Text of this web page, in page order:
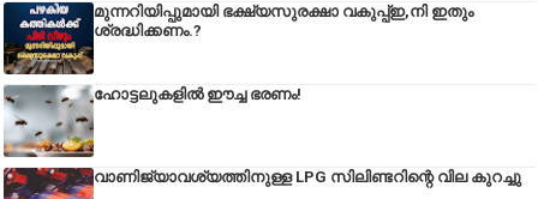
മുന്നറിയിപ്പുമായി ഭക്ഷ്യസുരക്ഷാ വകുപ്പ്ഇ,നി ഇതും
ശ്രദ്ധിക്കണം.?
ഹോട്ടലുകളിൽ ഈച്ച ഭരണം!
വാണിജ്യാവശ്യത്തിനുള്ള LPG സിലിണ്ടറിന്റെ വില കുറച്ചു